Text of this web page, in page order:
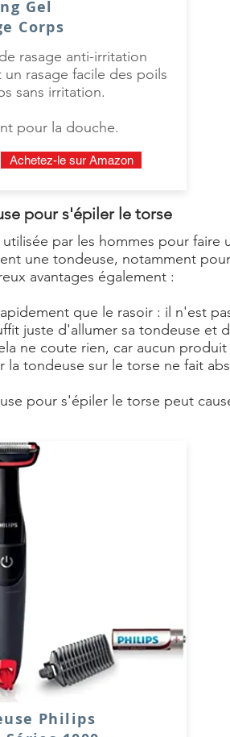
Gel
Corps
rasage anti-irritation
un rasage facile des poils
sans irritation.
pour la douche.
Achetez-le sur Amazon
pour s'épiler le torse
par les hommes pour faire
une tondeuse, notamment pour
avantages également :
que le rasoir : il n'est
juste d'allumer sa tondeuse et
ne coute rien, car aucun
tondeuse sur le torse ne fait
pour s'épiler le torse peut
Philips